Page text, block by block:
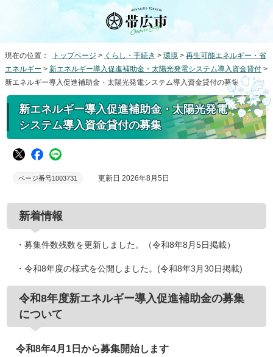
現在の位置： トップページ > くらし・手続き > 環境 > 再生可能エネルギー・省
エネルギー > 新エネルギー導入促進補助金・太陽光発電システム導入資金貸付 >
新エネルギー導入促進補助金・太陽光発電システム導入資金貸付の募集
新エネルギー導入促進補助金・太陽光発電
システム導入資金貸付の募集
ページ番号1003731 更新日 2026年8月5日
新着情報
・募集件数残数を更新しました。（令和8年8月5日掲載）
・令和8年度の様式を公開しました。(令和8年3月30日掲載)
令和8年度新エネルギー導入促進補助金の募集
について
令和8年4月1日から募集開始します